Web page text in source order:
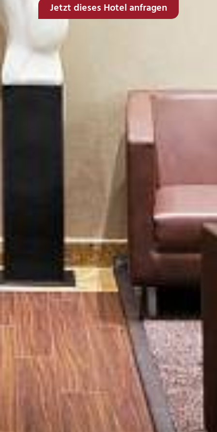
Jetzt dieses Hotel anfragen